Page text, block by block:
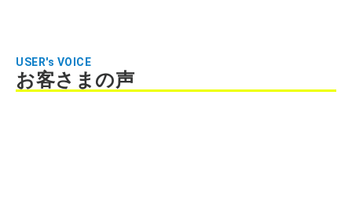
USER's VOICE
お客さまの声